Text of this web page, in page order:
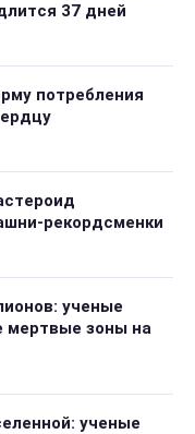
37 дней
потребления
рекордсменки
ученые
мертвые зоны на
ученые